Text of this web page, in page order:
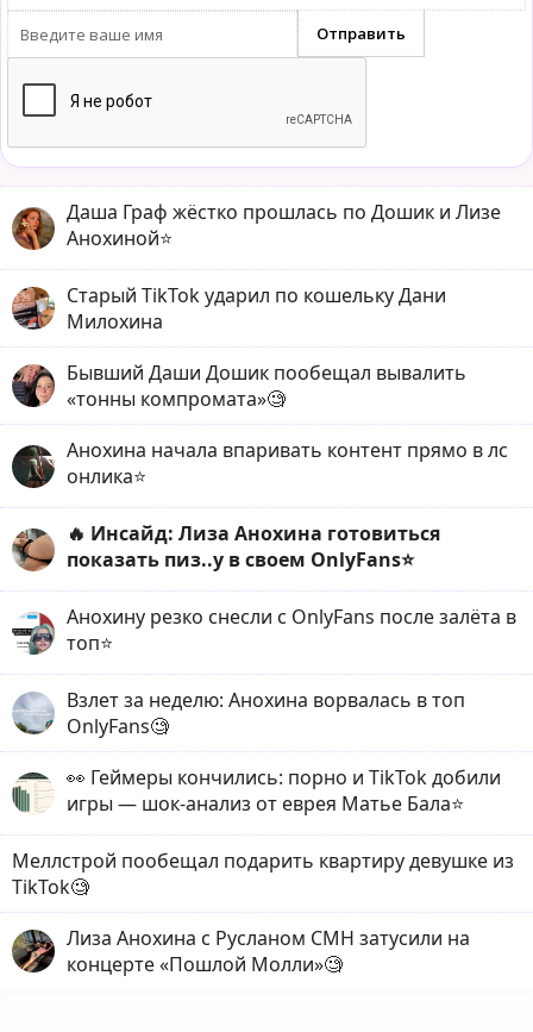
Даша Граф жёстко прошлась по Дошик и Лизе
Анохиной⭐️
Старый TikTok ударил по кошельку Дани
Милохина
Бывший Даши Дошик пообещал вывалить
«тонны компромата»🧐
Анохина начала впаривать контент прямо в лс
онлика⭐️
🔥 Инсайд: Лиза Анохина готовиться
показать пиз..у в своем OnlyFans⭐️
Анохину резко снесли с OnlyFans после залёта в
топ⭐️
Взлет за неделю: Анохина ворвалась в топ
OnlyFans🧐
👀 Геймеры кончились: порно и TikTok добили
игры — шок-анализ от еврея Матье Бала⭐️
Меллстрой пообещал подарить квартиру девушке из
TikTok🧐
Лиза Анохина с Русланом CMH затусили на
концерте «Пошлой Молли»🧐